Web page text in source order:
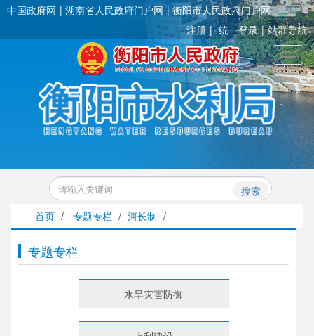
中国政府网 湖南省人民政府门户网
衡阳市人民政府门户网
注册
统一登录 站群导航
搜索
首页 / 专题专栏 / 河长制 /
专题专栏
水旱灾害防御